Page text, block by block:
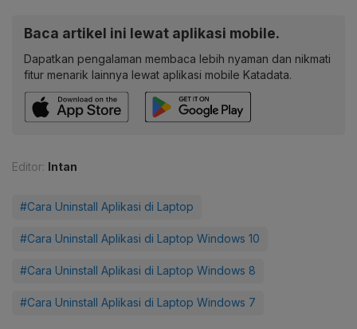
Baca artikel ini lewat aplikasi mobile.
Dapatkan pengalaman membaca lebih nyaman dan nikmati
fitur menarik lainnya lewat aplikasi mobile Katadata.
Editor: Intan
#Cara Uninstall Aplikasi di Laptop
#Cara Uninstall Aplikasi di Laptop Windows 10
#Cara Uninstall Aplikasi di Laptop Windows 8
#Cara Uninstall Aplikasi di Laptop Windows 7